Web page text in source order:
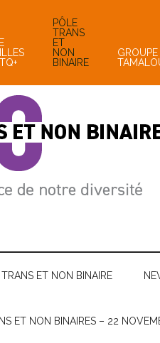
PÔLE
TRANS
ET
NON
BINAIRE
GROUPE
TRANS ET NON BINAIRE
ET NON BINAIRES – 22